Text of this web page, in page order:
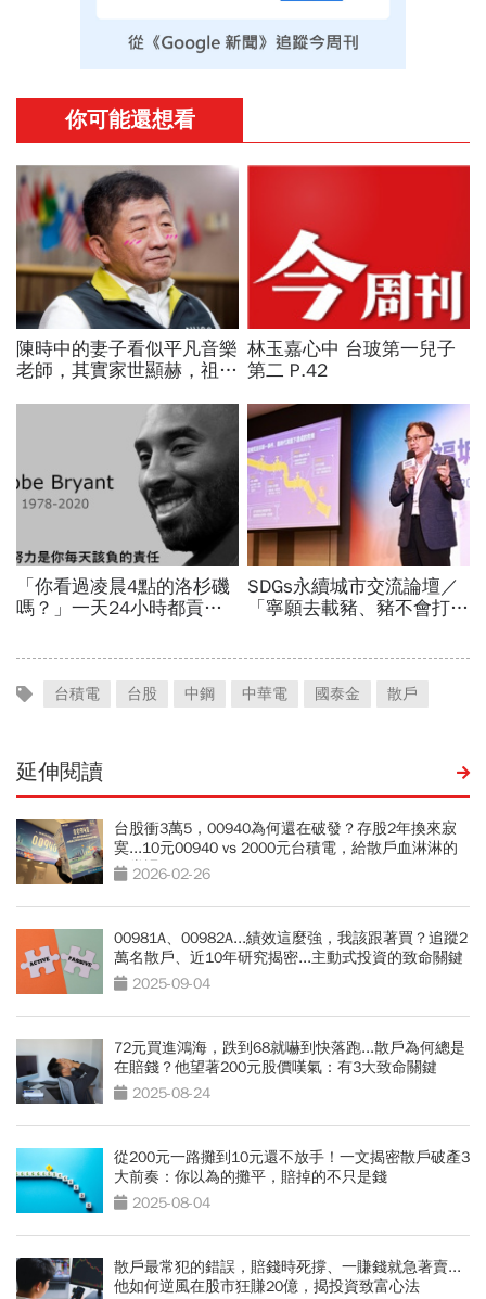
台積電 台股 中鋼 中華電 國泰金 散戶
延伸閱讀
台股衝3萬5，00940為何還在破發？存股2年換來寂
寞...10元00940 vs 2000元台積電，給散戶血淋淋的
一堂課
2026-02-26
00981A、00982A...績效這麼強，我該跟著買？追蹤2
萬名散戶、近10年研究揭密...主動式投資的致命關鍵
2025-09-04
72元買進鴻海，跌到68就嚇到快落跑...散戶為何總是
在賠錢？他望著200元股價嘆氣：有3大致命關鍵
2025-08-24
從200元一路攤到10元還不放手！一文揭密散戶破產3
大前奏：你以為的攤平，賠掉的不只是錢
2025-08-04
散戶最常犯的錯誤，賠錢時死撐、一賺錢就急著賣...
他如何逆風在股市狂賺20億，揭投資致富心法